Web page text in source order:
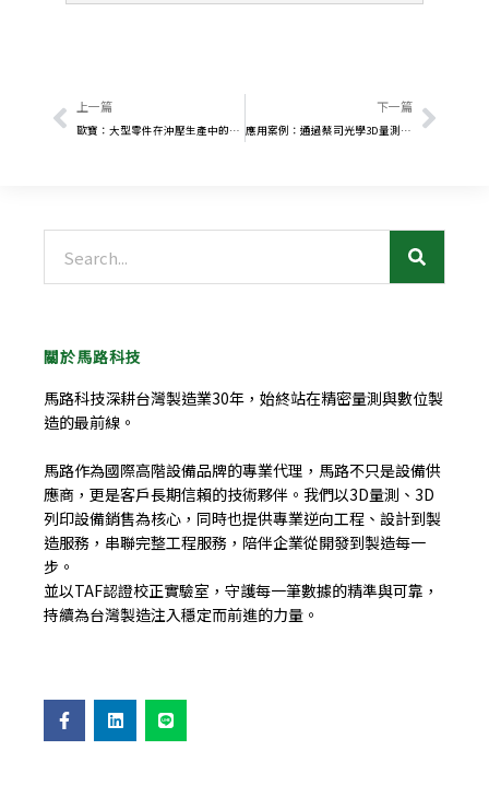
上一頁
上一篇
歐寶：大型零件在沖壓生產中的自動化質量控制
下一篇
應用案例：通過蔡司光學3D量測系統提高蓮蓬頭的品質標準
下一
關於馬路科技
馬路科技深耕台灣製造業30年，始終站在精密量測與數位製
造的最前線。
馬路作為國際高階設備品牌的專業代理，馬路不只是設備供
應商，更是客戶長期信賴的技術夥伴。我們以3D量測、3D
列印設備銷售為核心，同時也提供專業逆向工程、設計到製
造服務，串聯完整工程服務，陪伴企業從開發到製造每一
步。
並以TAF認證校正實驗室，守護每一筆數據的精準與可靠，
持續為台灣製造注入穩定而前進的力量。
F
a
c
L
i
n
L
i
n